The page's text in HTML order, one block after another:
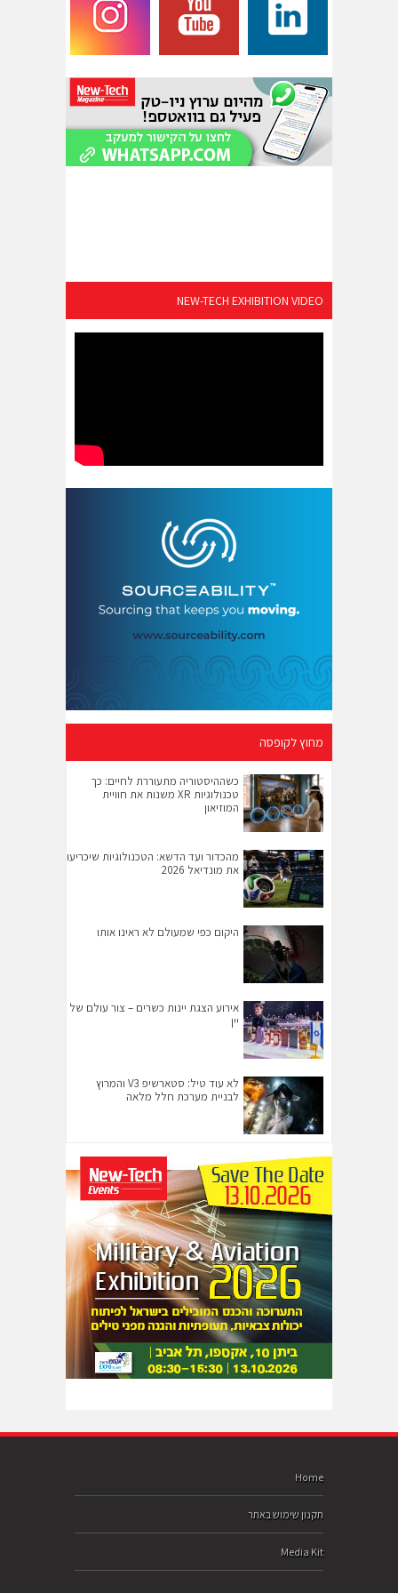
NEW-TECH EXHIBITION VIDEO
מחוץ לקופסה
כשההיסטוריה מתעוררת לחיים: כך
טכנולוגיות XR משנות את חוויית
המוזיאון
מהכדור ועד הדשא: הטכנולוגיות שיכריעו
את מונדיאל 2026
היקום כפי שמעולם לא ראינו אותו
אירוע הצגת יינות כשרים – צור עולם של
יין
לא עוד טיל: סטארשיפ V3 והמרוץ
לבניית מערכת חלל מלאה
Home
תקנון שימוש באתר
Media Kit